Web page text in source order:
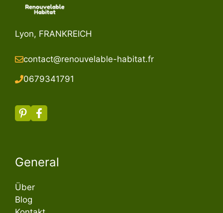
Lyon, FRANKREICH
contact@renouvelable-habitat.fr
0679341791
General
Über
Blog